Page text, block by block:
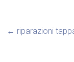
← riparazioni